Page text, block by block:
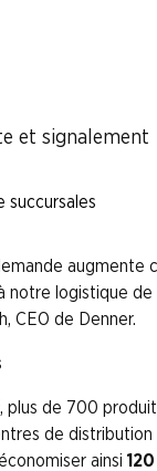
et signalement
succursales
la
économisés
électrique
le site de
mettra en
augmente
notre logistique
CEO de Denner.
, plus de 700
de
ainsi